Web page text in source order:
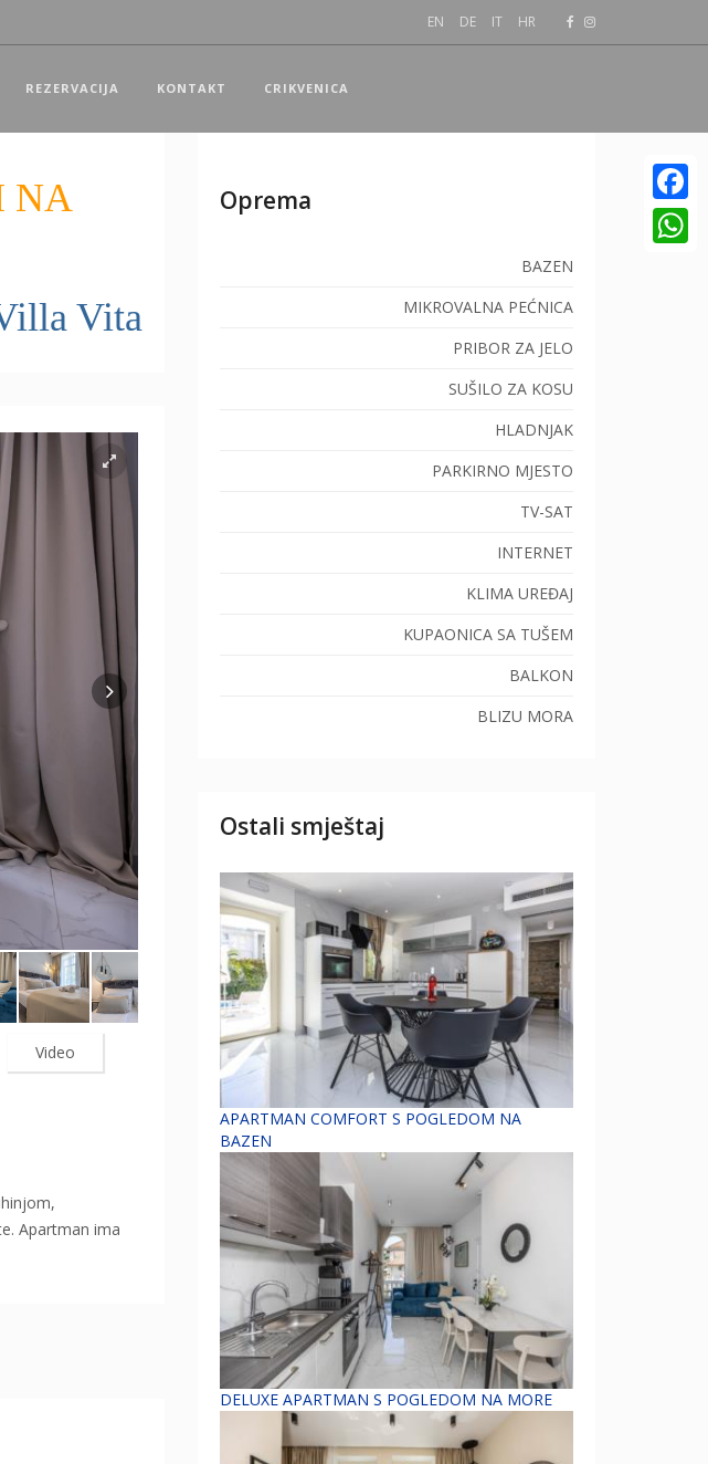
EN DE IT HR
REZERVACIJA KONTAKT CRIKVENICA
NA
Vita
Video
Apartman ima
Oprema
BAZEN
MIKROVALNA PEĆNICA
PRIBOR ZA JELO
SUŠILO ZA KOSU
HLADNJAK
PARKIRNO MJESTO
TV-SAT
INTERNET
KLIMA UREĐAJ
KUPAONICA SA TUŠEM
BALKON
BLIZU MORA
Ostali smještaj
APARTMAN COMFORT S POGLEDOM NA
BAZEN
DELUXE APARTMAN S POGLEDOM NA MORE